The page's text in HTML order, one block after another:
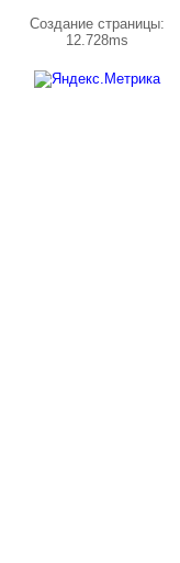
Cоздание страницы:
12.728ms